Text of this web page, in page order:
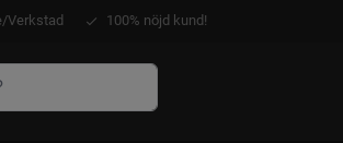
Verkstad 100% nöjd kund!